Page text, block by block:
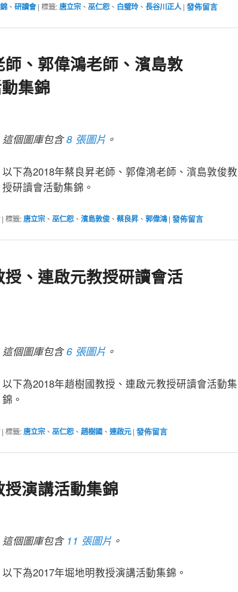
、 研讀會 | 標籤:唐立宗、 巫仁恕 、 白璧玲、 長谷川正人 | 發佈留言
、郭偉鴻老師、濱島敦
集錦
這個圖庫包含8 張圖片 。
以下為2018年蔡良昇老師、郭偉鴻老師、濱島敦俊教
授研讀會活動集錦。
| 標籤:唐立宗、 巫仁恕 、 濱島敦俊、 蔡良昇、 郭偉鴻 | 發佈留言
、連啟元教授研讀會活
這個圖庫包含6 張圖片 。
以下為2018年趙樹國教授、連啟元教授研讀會活動集
錦。
| 標籤:唐立宗、 巫仁恕 、 趙樹國 、 連啟元 | 發佈留言
演講活動集錦
這個圖庫包含 11 張圖片 。
以下為2017年堀地明教授演講活動集錦。